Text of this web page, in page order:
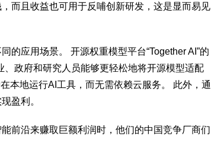
而且收益也可用于反哺创新研发，这是显而易见
的应用场景。 开源权重模型平台“Together AI”的
政府和研究人员能够更轻松地将开源模型适配
本地运行AI工具，而无需依赖云服务。 此外，通
盈利。
前沿来赚取巨额利润时，他们的中国竞争厂商们